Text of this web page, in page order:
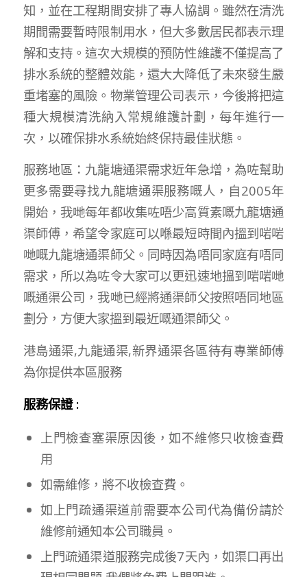
知，並在工程期間安排了專人協調。雖然在清洗
期間需要暫時限制用水，但大多數居民都表示理
解和支持。這次大規模的預防性維護不僅提高了
排水系統的整體效能，還大大降低了未來發生嚴
重堵塞的風險。物業管理公司表示，今後將把這
種大規模清洗納入常規維護計劃，每年進行一
次，以確保排水系統始終保持最佳狀態。
服務地區：九龍塘通渠需求近年急增，為咗幫助
更多需要尋找九龍塘通渠服務嘅人，自2005年
開始，我哋每年都收集咗唔少高質素嘅九龍塘通
渠師傅，希望令家庭可以喺最短時間內搵到啱啱
哋嘅九龍塘通渠師父。同時因為唔同家庭有唔同
需求，所以為咗令大家可以更迅速地搵到啱啱哋
嘅通渠公司，我哋已經將通渠師父按照唔同地區
劃分，方便大家搵到最近嘅通渠師父。
港島通渠,九龍通渠,新界通渠各區待有專業師傅
為你提供本區服務
服務保證 :
上門檢查塞渠原因後，如不維修只收檢查費
用
如需維修，將不收檢查費。
如上門疏通渠道前需要本公司代為備份請於
維修前通知本公司職員。
上門疏通渠道服務完成後7天內，如渠口再出